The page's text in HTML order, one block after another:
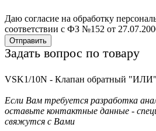
Даю согласие на обработку
соответствии с ФЗ №152 от
Отправить
Задать вопрос по товару
VSK1/10N - Клапан обратный "ИЛИ"
Если Вам требуется разработка
оставьте контактные данные -
свяжутся с Вами